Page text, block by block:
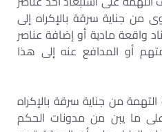
من جناية سرقة بالإكراه إلى
مادية أو إضافة عناصر
أو المدافع عنه إلى هذا
من جناية سرقة بالإكراه
ما يبن من مدونات الحكم